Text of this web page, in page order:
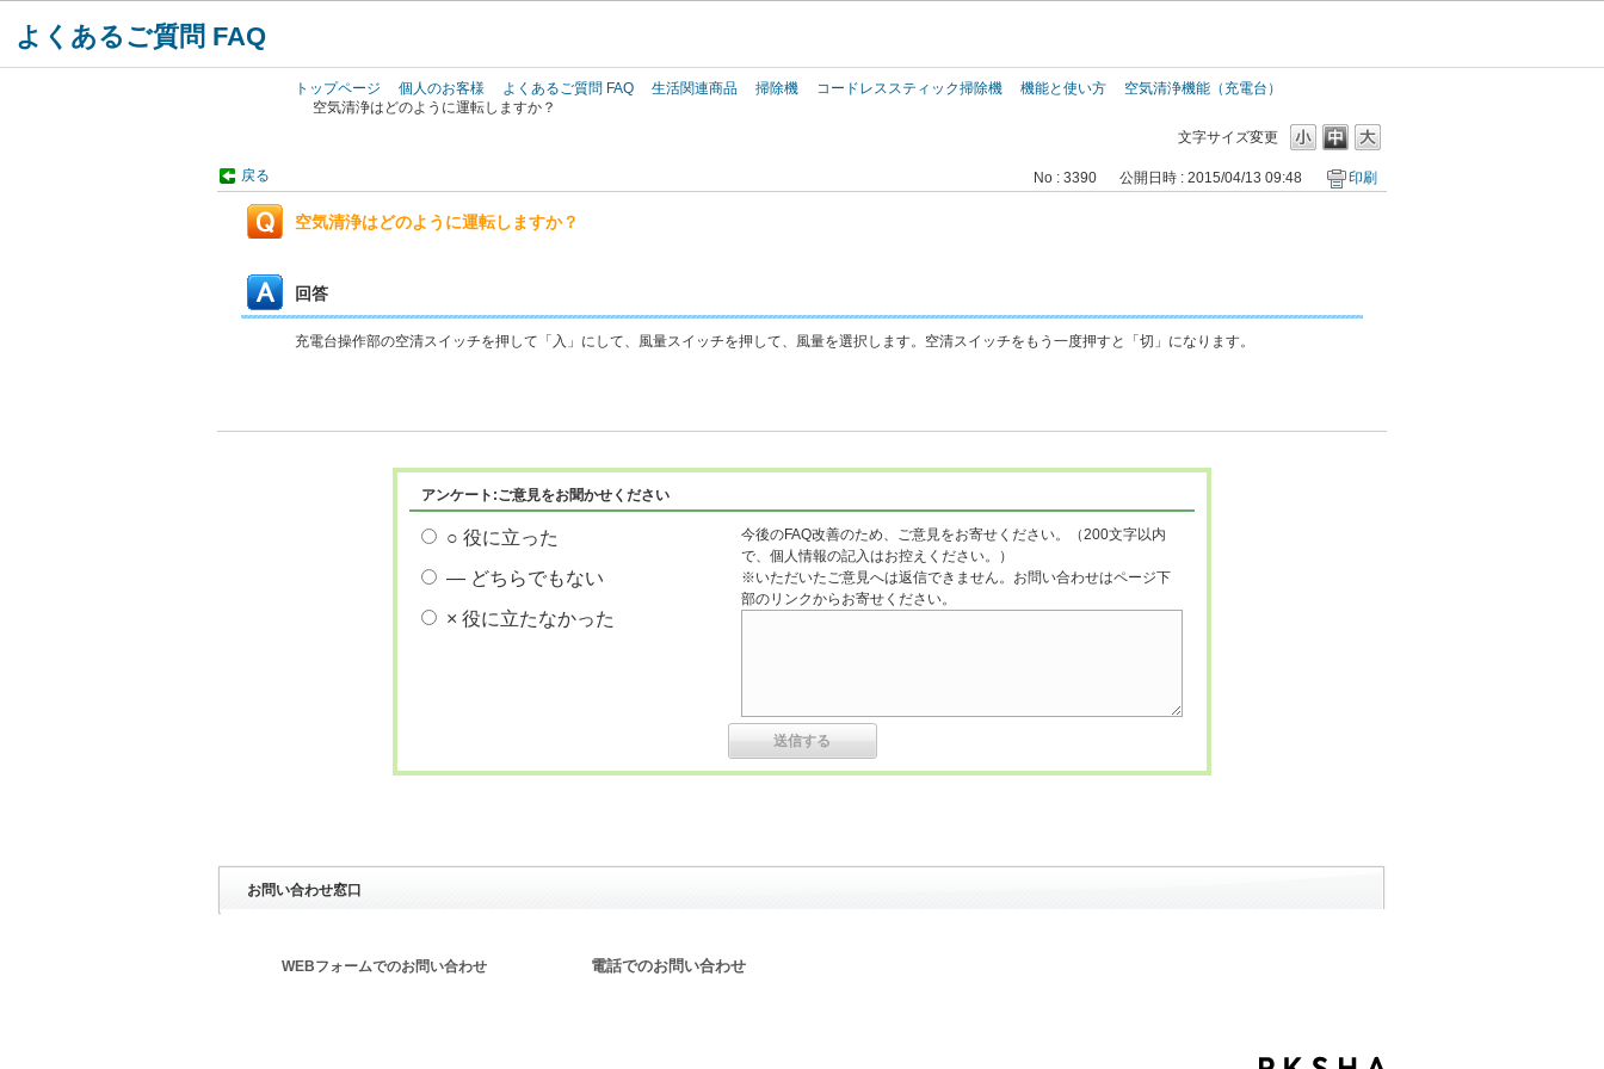
よくあるご質問 FAQ
トップページ 個人のお客様 よくあるご質問 FAQ 生活関連商品 掃除機 コードレススティック掃除機 機能と使い方
空気清浄機能（充電台）
空気清浄はどのように運転しますか？
文字サイズ変更
戻る No : 3390 公開日時 : 2015/04/13 09:48 印刷
空気清浄はどのように運転しますか？
回答
充電台操作部の空清スイッチを押して「入」にして、風量スイッチを押して、風量を選択します。空清スイッチをもう一度押すと「切」になります。
アンケート:ご意見をお聞かせください
○ 役に立った
― どちらでもない
× 役に立たなかった
今後のFAQ改善のため、ご意見をお寄せください。（200文字以内
で、個人情報の記入はお控えください。）
※いただいたご意見へは返信できません。お問い合わせはページ下
部のリンクからお寄せください。
お問い合わせ窓口
WEBフォームでのお問い合わせ 電話でのお問い合わせ